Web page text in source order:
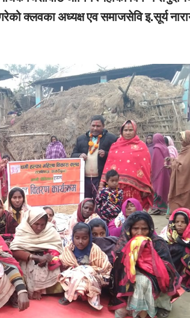
क्लवका अध्यक्ष एव समाजसेवि इ.सूर्य